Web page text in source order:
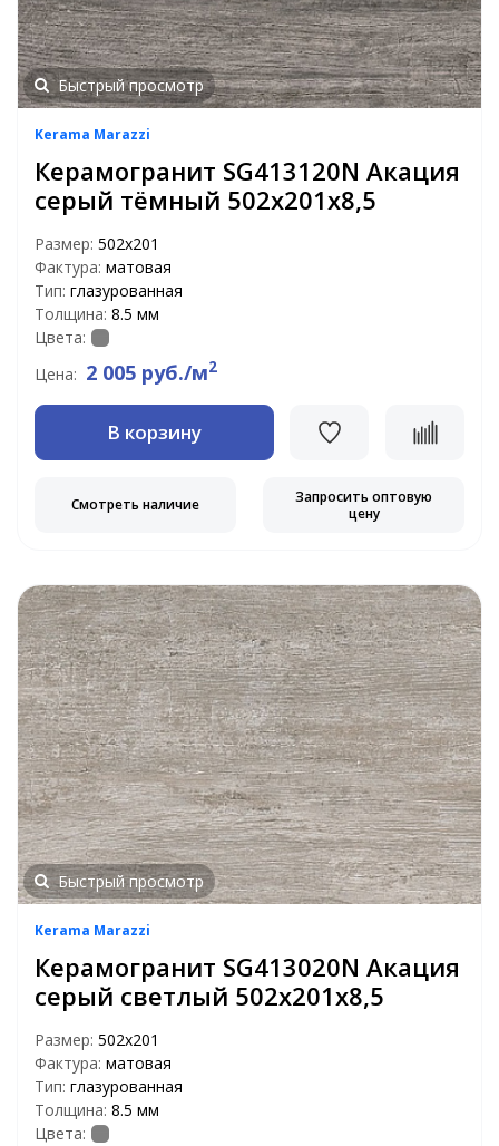
Быстрый просмотр
Kerama Marazzi
Керамогранит SG413120N Акация
серый тёмный 502х201х8,5
Размер: 502x201
Фактура: матовая
Тип: глазурованная
Толщина: 8.5 мм
Цвета:
Цена: 2 005 руб./м2
В корзину
Смотреть наличие
Запросить оптовую
цену
Быстрый просмотр
Kerama Marazzi
Керамогранит SG413020N Акация
серый светлый 502х201х8,5
Размер: 502x201
Фактура: матовая
Тип: глазурованная
Толщина: 8.5 мм
Цвета: